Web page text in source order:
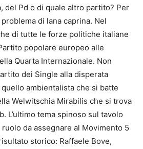
del Pd o di quale altro partito? Per
di lana caprina. Nel
di tutte le forze politiche italiane
popolare europeo alle
Quarta Internazionale. Non
dei Single alla disperata
ambientalista che si batte
Welwitschia Mirabilis che si trova
L’ultimo tema spinoso sul tavolo
da assegnare al Movimento 5
storico: Raffaele Bove,